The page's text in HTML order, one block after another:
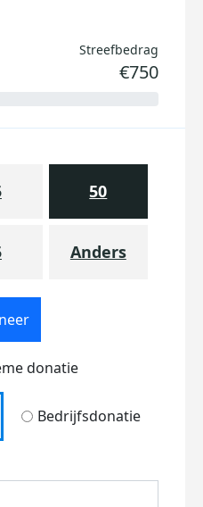
Streefbedrag
€750
50
Anders
donatie
Bedrijfsdonatie